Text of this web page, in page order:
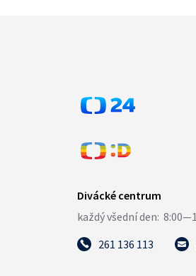
261 136 113